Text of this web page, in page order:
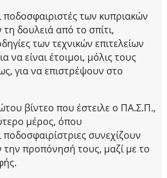
ποδοσφαιριστές των κυπριακών
δουλειά από το σπίτι,
των τεχνικών επιτελείων
να είναι έτοιμοι, μόλις τους
για να επιστρέψουν στο
βίντεο που έστειλε ο ΠΑ.Σ.Π.,
μέρος, όπου
συνεχίζουν
την προπόνησή τους, μαζί με το